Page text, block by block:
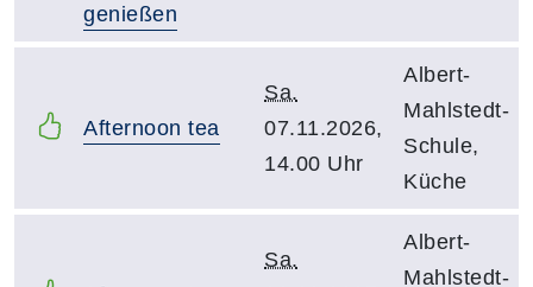
genießen
Afternoon tea
Sa.
07.11.2026,
14.00 Uhr
Albert-
Mahlstedt-
Schule,
Küche
Sa.
Albert-
Mahlstedt-